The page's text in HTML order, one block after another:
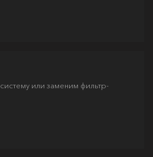
или заменим фильтр-